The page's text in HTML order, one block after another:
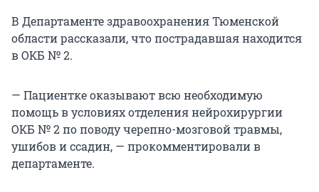
В Департаменте здравоохранения Тюменской
области рассказали, что пострадавшая находится
в ОКБ № 2.
— Пациентке оказывают всю необходимую
помощь в условиях отделения нейрохирургии
ОКБ № 2 по поводу черепно-мозговой травмы,
ушибов и ссадин, — прокомментировали в
департаменте.